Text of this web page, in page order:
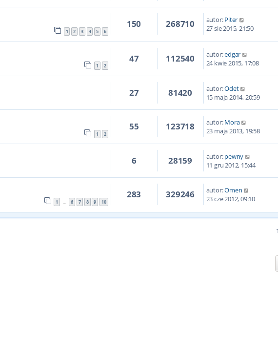
1 2 3 4 5 6
150 268710 autor:Piter
27 sie 2015, 21:50
1 2
47 112540 autor:edgar
24 kwie 2015, 17:08
27 81420 autor:Odet
15 maja 2014, 20:59
1 2
55 123718 autor:Mora
23 maja 2013, 19:58
6 28159 autor:pewny
11 gru 2012, 15:44
1 … 6 7 8 9 10
283 329246 autor:Omen
23 cze 2012, 09:10